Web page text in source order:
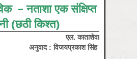
– नताशाएक संक्षिप्त
(छठी किश्त)
एल. काताशेवा
अनुवाद : विजयप्रकाश सिंह